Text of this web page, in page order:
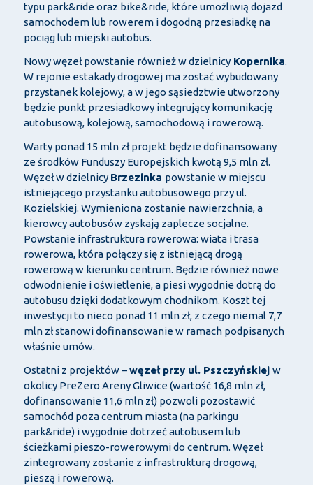
typu park&ride oraz bike&ride, które umożliwią dojazd
samochodem lub rowerem i dogodną przesiadkę na
pociąg lub miejski autobus.
Nowy węzeł powstanie również w dzielnicyKopernika.
W rejonie estakady drogowej ma zostać wybudowany
przystanek kolejowy, a w jego sąsiedztwie utworzony
będzie punkt przesiadkowy integrujący komunikację
autobusową, kolejową, samochodową i rowerową.
Warty ponad 15 mln zł projekt będzie dofinansowany
ze środków Funduszy Europejskich kwotą 9,5 mln zł.
Węzeł w dzielnicy Brzezinka powstanie w miejscu
istniejącego przystanku autobusowego przy ul.
Kozielskiej. Wymieniona zostanie nawierzchnia, a
kierowcy autobusów zyskają zaplecze socjalne.
Powstanie infrastruktura rowerowa: wiata i trasa
rowerowa, która połączy się z istniejącą drogą
rowerową w kierunku centrum. Będzie również nowe
odwodnienie i oświetlenie, a piesi wygodnie dotrą do
autobusu dzięki dodatkowym chodnikom. Koszt tej
inwestycji to nieco ponad 11 mln zł, z czego niemal 7,7
mln zł stanowi dofinansowanie w ramach podpisanych
właśnie umów.
Ostatni z projektów –węzeł przy ul. Pszczyńskiej w
okolicy PreZero Areny Gliwice (wartość 16,8 mln zł,
dofinansowanie 11,6 mln zł) pozwoli pozostawić
samochód poza centrum miasta (na parkingu
park&ride) i wygodnie dotrzeć autobusem lub
ścieżkami pieszo-rowerowymi do centrum. Węzeł
zintegrowany zostanie z infrastrukturą drogową,
pieszą i rowerową.